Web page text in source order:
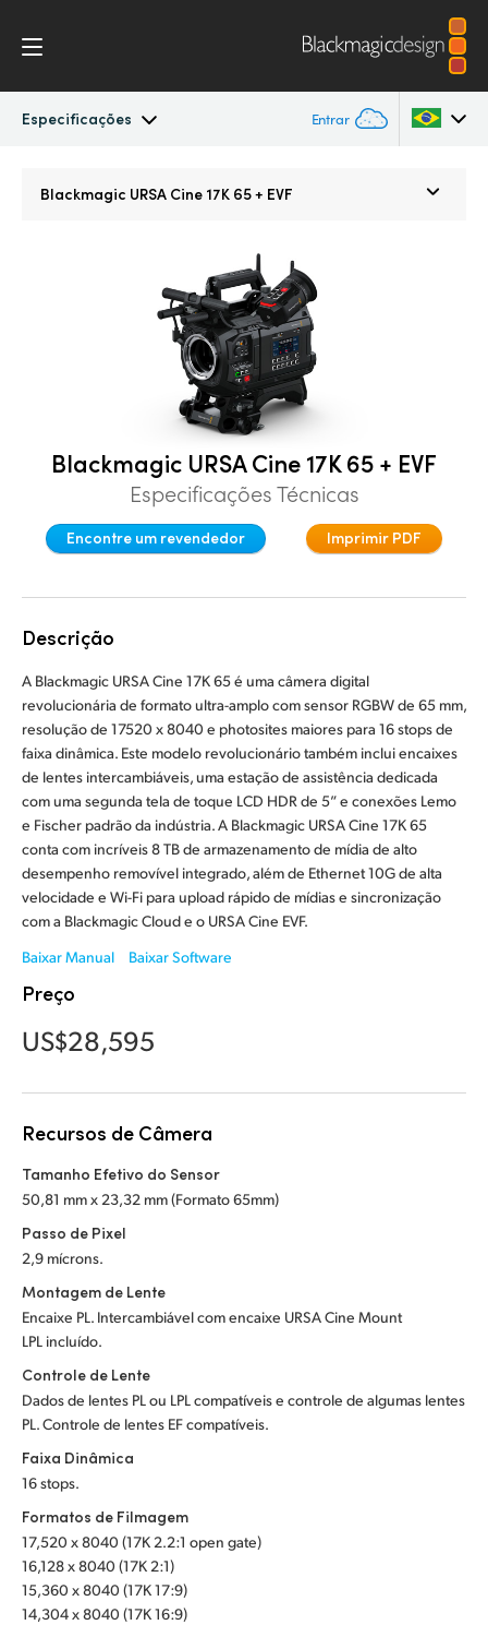
Especificações Entrar
Galeria
Especificações
Denmark
France
Germany
Hong Kong SAR, China
India
Italy
Korea
Mexico
Malaysia
Portugal
Singapore
South Africa
Chinese Taipei
Ukraine
United Kingdom
Blackmagic URSA Cine 17K 65 + EVF
Blackmagic URSA Cine 17K 65 + EVF
Especificações Técnicas
Encontre um revendedor Imprimir PDF
Descrição
A Blackmagic URSA Cine 17K 65 é uma câmera digital
revolucionária de formato ultra-amplo com sensor RGBW de 65 mm,
resolução de 17520 x 8040 e photosites maiores para 16 stops de
faixa dinâmica. Este modelo revolucionário também inclui encaixes
de lentes intercambiáveis, uma estação de assistência dedicada
com uma segunda tela de toque LCD HDR de 5” e conexões Lemo
e Fischer padrão da indústria. A Blackmagic URSA Cine 17K 65
conta com incríveis 8 TB de armazenamento de mídia de alto
desempenho removível integrado, além de Ethernet 10G de alta
velocidade e Wi-Fi para upload rápido de mídias e sincronização
com a Blackmagic Cloud e o URSA Cine EVF.
Baixar Manual
Baixar Software
Preço
US$28,595
Recursos de Câmera
Tamanho Efetivo do Sensor
50,81 mm x 23,32 mm (Formato 65mm)
Passo de Pixel
2,9 mícrons.
Montagem de Lente
Encaixe PL. Intercambiável com encaixe URSA Cine Mount
LPL incluído.
Controle de Lente
Dados de lentes PL ou LPL compatíveis e controle de algumas lentes
PL. Controle de lentes EF compatíveis.
Faixa Dinâmica
16 stops.
Formatos de Filmagem
17,520 x 8040 (17K 2.2:1 open gate)
16,128 x 8040 (17K 2:1)
15,360 x 8040 (17K 17:9)
14,304 x 8040 (17K 16:9)